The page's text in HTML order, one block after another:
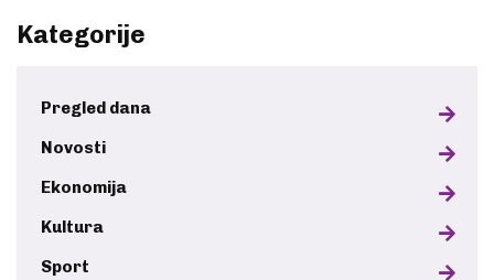
Kategorije
Pregled dana
Novosti
Ekonomija
Kultura
Sport